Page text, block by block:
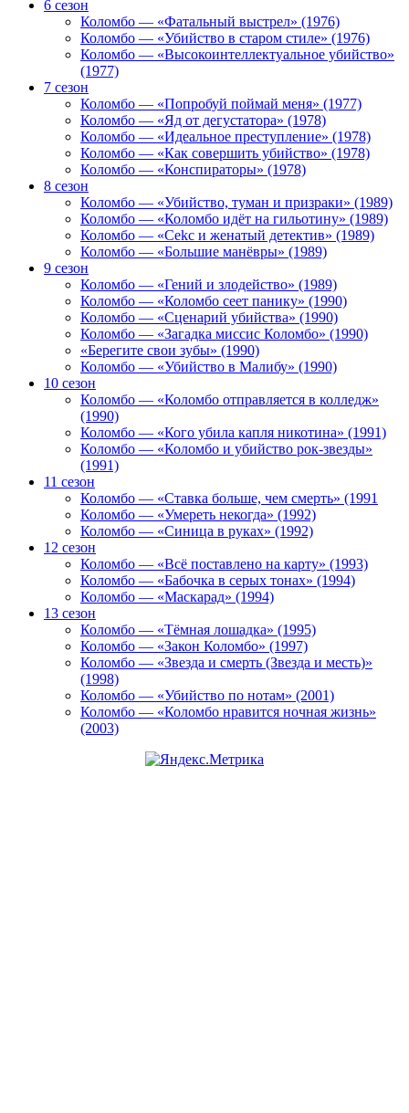
6 сезон
Коломбо — «Фатальный выстрел» (1976)
Коломбо — «Убийство в старом стиле» (1976)
Коломбо — «Высокоинтеллектуальное убийство»
(1977)
7 сезон
Коломбо — «Попробуй поймай меня» (1977)
Коломбо — «Яд от дегустатора» (1978)
Коломбо — «Идеальное преступление» (1978)
Коломбо — «Как совершить убийство» (1978)
Коломбо — «Конспираторы» (1978)
8 сезон
Коломбо — «Убийство, туман и призраки» (1989)
Коломбо — «Коломбо идёт на гильотину» (1989)
Коломбо — «Cekc и женатый детектив» (1989)
Коломбо — «Большие манёвры» (1989)
9 сезон
Коломбо — «Гений и злодейство» (1989)
Коломбо — «Коломбо сеет панику» (1990)
Коломбо — «Сценарий убийства» (1990)
Коломбо — «Загадка миссис Коломбо» (1990)
«Берегите свои зубы» (1990)
Коломбо — «Убийство в Малибу» (1990)
10 сезон
Коломбо — «Коломбо отправляется в колледж»
(1990)
Коломбо — «Кого убила капля никотина» (1991)
Коломбо — «Коломбо и убийство рок-звезды»
(1991)
11 сезон
Коломбо — «Ставка больше, чем смерть» (1991
Коломбо — «Умереть некогда» (1992)
Коломбо — «Синица в руках» (1992)
12 сезон
Коломбо — «Всё поставлено на карту» (1993)
Коломбо — «Бабочка в серых тонах» (1994)
Коломбо — «Маскарад» (1994)
13 сезон
Коломбо — «Тёмная лошадка» (1995)
Коломбо — «Закон Коломбо» (1997)
Коломбо — «Звезда и смерть (Звезда и месть)»
(1998)
Коломбо — «Убийство по нотам» (2001)
Коломбо — «Коломбо нравится ночная жизнь»
(2003)